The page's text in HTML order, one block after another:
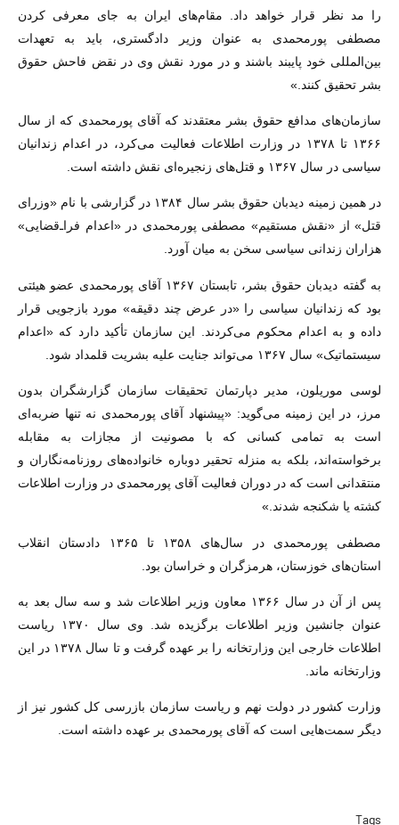
را مد نظر قرار خواهد داد. مقام‌های ایران به جای معرفی کردن
مصطفی پورمحمدی به عنوان وزیر دادگستری، باید به تعهدات
بین‌المللی خود پایبند باشند و در مورد نقش وی در نقض فاحش حقوق
بشر تحقیق کنند.»
سازمان‌های مدافع حقوق بشر معتقدند که آقای پورمحمدی که از سال
۱۳۶۶ تا ۱۳۷۸ در وزارت اطلاعات فعالیت می‌کرد، در اعدام‌ زندانیان
سیاسی در سال ۱۳۶۷ و قتل‌های زنجیره‌ای نقش داشته است.
در همین زمینه دیدبان حقوق بشر سال ۱۳۸۴ در گزارشی با نام «وزرای
قتل» از «نقش مستقیم» مصطفی پورمحمدی در «اعدام فرا‌ـ‌قضایی»
هزاران زندانی سیاسی سخن به میان آورد.
به گفته دیدبان حقوق بشر، تابستان ۱۳۶۷ آقای پورمحمدی عضو هیئتی
بود که زندانیان سیاسی را «در عرض چند دقیقه» مورد بازجویی قرار
داده و به اعدام محکوم می‌کردند. این سازمان تأکید دارد که «اعدام
سیستماتیک» سال ۱۳۶۷ می‌تواند جنایت علیه بشریت قلمداد شود.
لوسی موریلون، مدیر دپارتمان تحقیقات سازمان گزارشگران بدون
مرز، در این زمینه می‌گوید: «پیشنهاد آقای پورمحمدی نه تنها ضربه‌ای
است به تمامی کسانی که با مصونیت از مجازات به مقابله
برخواسته‌اند، بلکه به منزله تحقیر دوباره خانواده‌های روزنامه‌نگاران و
منتقدانی است که در دوران فعالیت آقای پورمحمدی در وزارت اطلاعات
کشته یا شکنجه شدند.»
مصطفی پورمحمدی در سال‌های ۱۳۵۸ تا ۱۳۶۵ دادستان انقلاب
استان‌های خوزستان، هرمزگران و خراسان بود.
پس از آن در سال ۱۳۶۶ معاون وزیر اطلاعات شد و سه سال بعد به
عنوان جانشین وزیر اطلاعات برگزیده شد. وی سال ۱۳۷۰ ریاست
اطلاعات خارجی این وزارتخانه را بر عهده گرفت و تا سال ۱۳۷۸ در این
وزارتخانه ماند.
وزارت کشور در دولت نهم و ریاست سازمان بازرسی کل کشور نیز از
دیگر سمت‌هایی است که آقای پورمحمدی بر عهده داشته است.
Tags